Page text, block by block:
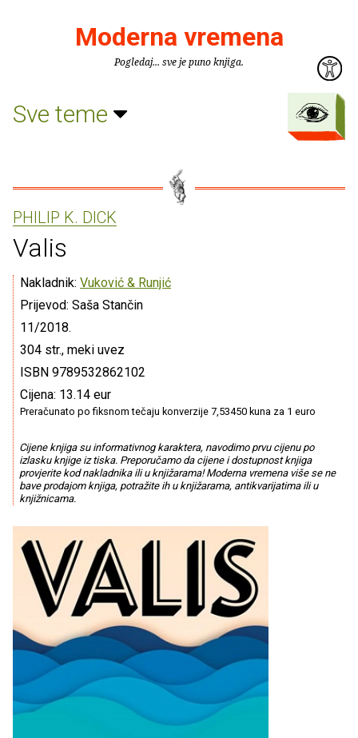
Moderna vremena
Pogledaj... sve je puno knjiga.
Sve teme
PHILIP K. DICK
Valis
Nakladnik: Vuković & Runjić
Prijevod: Saša Stančin
11/2018.
304 str., meki uvez
ISBN 9789532862102
Cijena: 13.14 eur
Preračunato po fiksnom tečaju konverzije 7,53450 kuna za 1 euro
Cijene knjiga su informativnog karaktera, navodimo prvu cijenu po
izlasku knjige iz tiska. Preporučamo da cijene i dostupnost knjiga
provjerite kod nakladnika ili u knjižarama! Moderna vremena više se ne
bave prodajom knjiga, potražite ih u knjižarama, antikvarijatima ili u
knjižnicama.